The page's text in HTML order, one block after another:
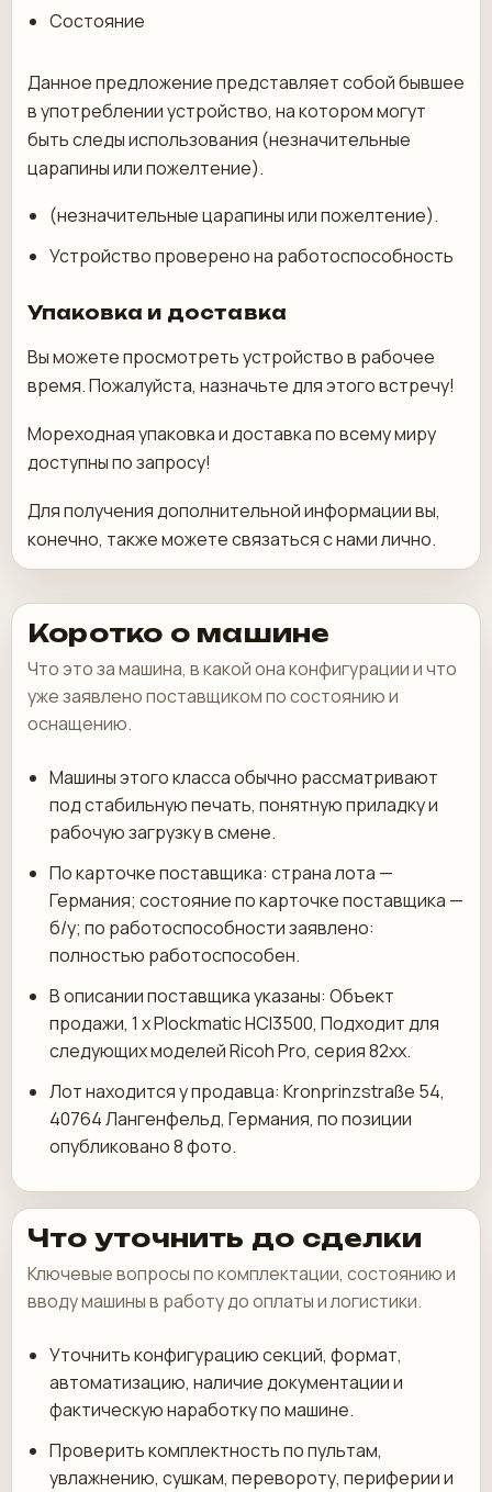
Состояние
Данное предложение представляет собой бывшее
в употреблении устройство, на котором могут
быть следы использования (незначительные
царапины или пожелтение).
(незначительные царапины или пожелтение).
Устройство проверено на работоспособность
Упаковка и доставка
Вы можете просмотреть устройство в рабочее
время. Пожалуйста, назначьте для этого встречу!
Мореходная упаковка и доставка по всему миру
доступны по запросу!
Для получения дополнительной информации вы,
конечно, также можете связаться с нами лично.
Коротко о машине
Что это за машина, в какой она конфигурации и что
уже заявлено поставщиком по состоянию и
оснащению.
Машины этого класса обычно рассматривают
под стабильную печать, понятную приладку и
рабочую загрузку в смене.
По карточке поставщика: страна лота —
Германия; состояние по карточке поставщика —
б/у; по работоспособности заявлено:
полностью работоспособен.
В описании поставщика указаны: Объект
продажи, 1 х Plockmatic HCI3500, Подходит для
следующих моделей Ricoh Pro, серия 82хх.
Лот находится у продавца: Kronprinzstraße 54,
40764 Лангенфельд, Германия, по позиции
опубликовано 8 фото.
Что уточнить до сделки
Ключевые вопросы по комплектации, состоянию и
вводу машины в работу до оплаты и логистики.
Уточнить конфигурацию секций, формат,
автоматизацию, наличие документации и
фактическую наработку по машине.
Проверить комплектность по пультам,
увлажнению, сушкам, перевороту, периферии и